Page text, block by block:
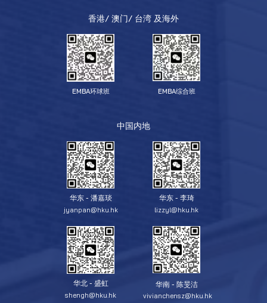
香港/ 澳门/ 台湾 及海外
EMBA环球班 EMBA综合班
中国内地
华东 - 潘嘉琰
jyanpan@hku.hk
华东 - 李琦
lizzyl@hku.hk
华北 - 盛虹
shengh@hku.hk
华南 - 陈旻洁
vivianchensz@hku.hk